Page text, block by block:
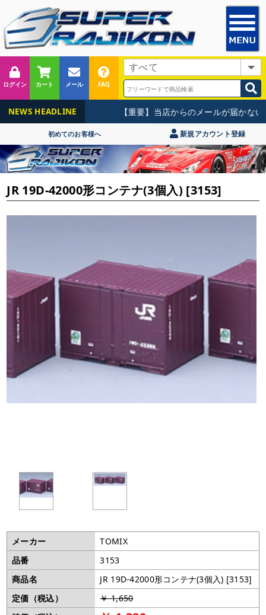
ログイン カート メール FAQ
NEWS HEADLINE 【重要】当店からのメールが届かない
初めてのお客様へ 新規アカウント登録
JR 19D-42000形コンテナ(3個入) [3153]
メーカー
TOMIX
品番
3153
商品名
JR 19D-42000形コンテナ(3個入) [3153]
定価（税込）
￥ 1,650